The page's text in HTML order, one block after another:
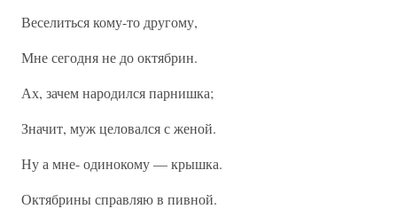
Веселиться кому-то другому,
Мне сегодня не до октябрин.
Ах, зачем народился парнишка;
Значит, муж целовался с женой.
Ну а мне- одинокому — крышка.
Октябрины справляю в пивной.